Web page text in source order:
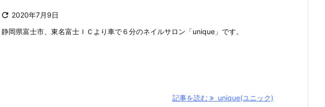
 2020年7月9日
静岡県富士市、東名富士ＩＣより車で６分のネイルサロン「unique」です。
記事を読む unique(ユニック)